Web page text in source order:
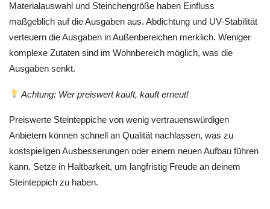
Materialauswahl und Steinchengröße haben Einfluss
maßgeblich auf die Ausgaben aus. Abdichtung und UV-Stabilität
verteuern die Ausgaben in Außenbereichen merklich. Weniger
komplexe Zutaten sind im Wohnbereich möglich, was die
Ausgaben senkt.
Achtung: Wer preiswert kauft, kauft erneut!
Preiswerte Steinteppiche von wenig vertrauenswürdigen
Anbietern können schnell an Qualität nachlassen, was zu
kostspieligen Ausbesserungen oder einem neuen Aufbau führen
kann. Setze in Haltbarkeit, um langfristig Freude an deinem
Steinteppich zu haben.